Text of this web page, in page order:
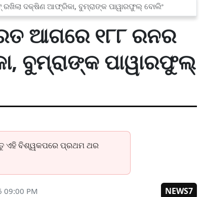
ରଖିଲା ଦକ୍ଷିଣ ଆଫ୍ରିକା, ବୁମ୍ରାଙ୍କ ପାୱାରଫୁଲ୍ ବୋଲିଂ
ଆଗରେ ୧୮୮ ରନର
ବୁମ୍ରାଙ୍କ ପାୱାରଫୁଲ୍
ଏହି ବିଶ୍ୱକପରେ ପ୍ରଥମ ଥର
09:00 PM
NEWS7